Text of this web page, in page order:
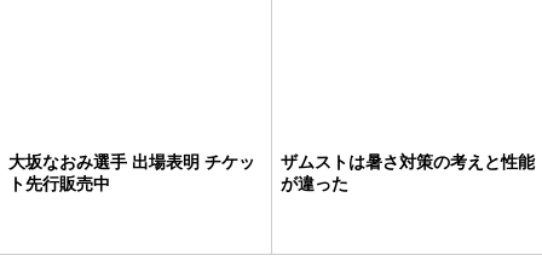
大坂なおみ選手 出場表明 チケッ
ト先行販売中
ザムストは暑さ対策の考えと性能
が違った